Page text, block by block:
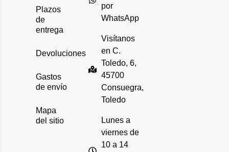
Plazos
de
entrega
Devoluciones
Gastos
de envío
Mapa
del sitio
por
WhatsApp
Visítanos
en C.
Toledo, 6,
45700
Consuegra,
Toledo
Lunes a
viernes de
10 a 14